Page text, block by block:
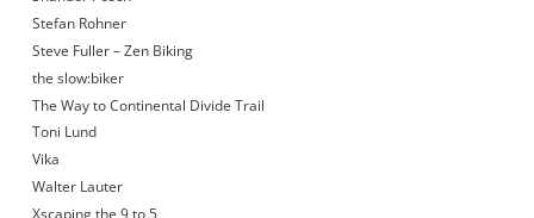
Stefan Rohner
Steve Fuller – Zen Biking
the slow:biker
The Way to Continental Divide Trail
Toni Lund
Vika
Walter Lauter
Xscaping the 9 to 5